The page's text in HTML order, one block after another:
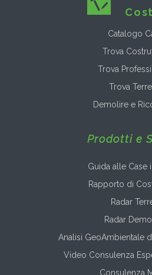
Catalogo
Trova
Trova
Trova
Demolire e
Prodotti e
Guida alle Case
Rapporto di
Radar
Radar
Analisi GeoAmbientale
Video Consulenza
Consulenza